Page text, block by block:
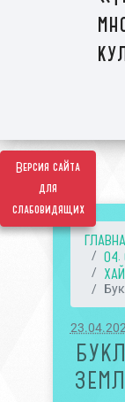
Версия сайта
для
слабовидящих
04.